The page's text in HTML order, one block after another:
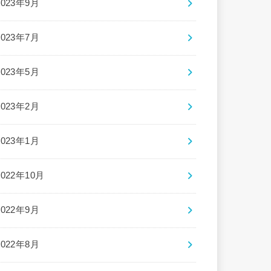
年9月
年7月
年5月
年2月
年1月
年10月
年9月
年8月